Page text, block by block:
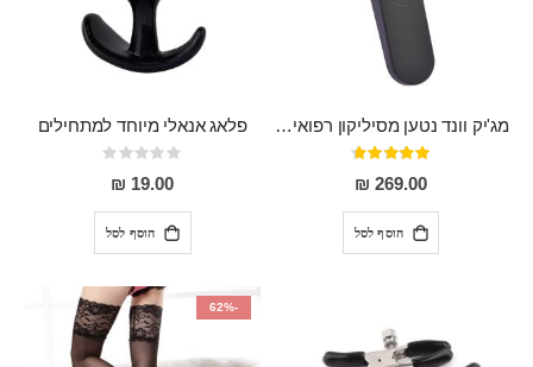
מג'יק וונד נטען מסיליקון רפואי חזק בעל 12 מצבי רטט ו6 מהירויות שונות ROMI
דירוג:
93%
269.00 ₪
הוסף לסל
פלאג אנאלי מיוחד למתחילים
Rating:
0%
19.00 ₪
הוסף לסל
-62%